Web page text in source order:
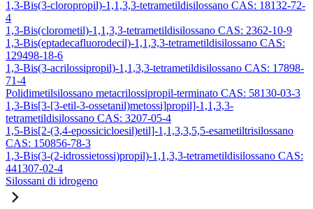
1,3-Bis(3-cloropropil)-1,1,3,3-tetrametildisilossano CAS: 18132-72-
4
1,3-Bis(clorometil)-1,1,3,3-tetrametildisilossano CAS: 2362-10-9
1,3-Bis(eptadecafluorodecil)-1,1,3,3-tetrametildisilossano CAS:
129498-18-6
1,3-Bis(3-acrilossipropil)-1,1,3,3-tetrametildisilossano CAS: 17898-
71-4
Polidimetilsilossano metacrilossipropil-terminato CAS: 58130-03-3
1,3-Bis[3-[3-etil-3-ossetanil)metossi]propil]-1,1,3,3-
tetrametildisilossano CAS: 3207-05-4
1,5-Bis[2-(3,4-epossicicloesil)etil]-1,1,3,3,5,5-esametiltrisilossano
CAS: 150856-78-3
1,3-Bis(3-(2-idrossietossi)propil)-1,1,3,3-tetrametildisilossano CAS:
441307-02-4
Silossani di idrogeno